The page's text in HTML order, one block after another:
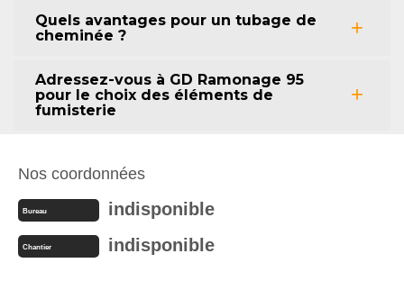
Quels avantages pour un tubage de
cheminée ?
Adressez-vous à GD Ramonage 95
pour le choix des éléments de
fumisterie
Nos coordonnées
Bureau indisponible
Chantier indisponible